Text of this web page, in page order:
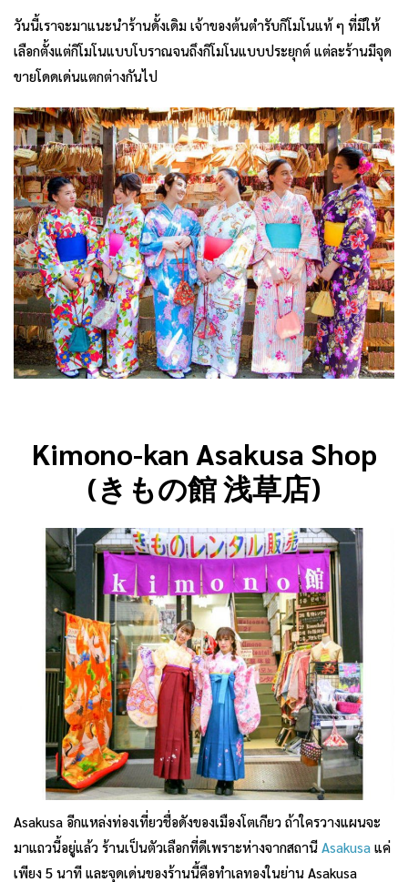
วันนี้เราจะมาแนะนำร้านดั้งเดิม เจ้าของต้นตำรับกิโมโนแท้ ๆ ที่มีให้
เลือกตั้งแต่กิโมโนแบบโบราณจนถึงกิโมโนแบบประยุกต์ แต่ละร้านมีจุด
ขายโดดเด่นแตกต่างกันไป
Kimono-kan Asakusa Shop
(きもの館 浅草店)
Asakusa อีกแหล่งท่องเที่ยวชื่อดังของเมืองโตเกียว ถ้าใครวางแผนจะ
มาแถวนี้อยู่แล้ว ร้านเป็นตัวเลือกที่ดีเพราะห่างจากสถานี Asakusa แค่
เพียง 5 นาที และจุดเด่นของร้านนี้คือทำเลทองในย่าน Asakusa